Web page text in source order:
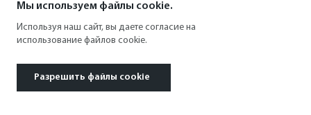
+7 (996) 123 01 22
Мы используем файлы cookie.
Используя наш сайт, вы даете согласие на
использование файлов cookie.
Разрешить файлы cookie